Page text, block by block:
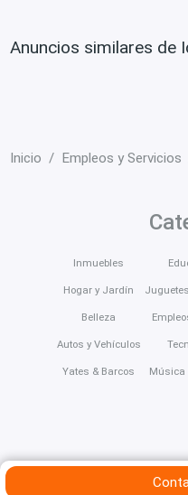
Anuncios similares de
Inicio Empleos y Servicios
Inmuebles
Hogar y Jardín
Belleza
Autos y Vehículos
Yates & Barcos Música